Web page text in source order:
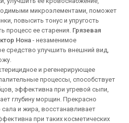
микроэлементами, поможет
повысить тонус и упругость
процесс ее старения. Грязевая
Нона - незаменимое
средство улучшить внешний вид,
и регенерирующее
процессы, способствует
эффективна при угревой сыпи,
глубину морщин. Прекрасно
и жира, восстанавливает
при таких косметических